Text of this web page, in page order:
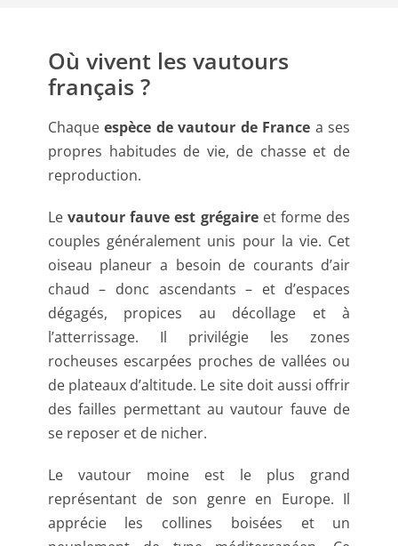
Où vivent les vautours
français ?
Chaqueespèce de vautour de France a ses
propres habitudes de vie, de chasse et de
reproduction.
Le vautour fauve est grégaireet forme des
couples généralement unis pour la vie. Cet
oiseau planeur a besoin de courants d’air
chaud – donc ascendants – et d’espaces
dégagés, propices au décollage et à
l’atterrissage. Il privilégie les zones
rocheuses escarpées proches de vallées ou
de plateaux d’altitude. Le site doit aussi offrir
des failles permettant au vautour fauve de
se reposer et de nicher.
Le vautour moine est le plus grand
représentant de son genre en Europe. Il
apprécie les collines boisées et un